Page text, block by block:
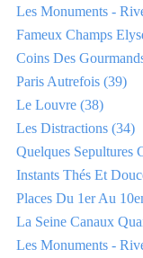
Les Monuments -
Fameux Champs
Coins Des
Paris Autrefois (39)
Le Louvre (38)
Les Distractions (34)
Quelques Sepultures
Instants Thés Et
Places Du 1er Au
La Seine Canaux
Les Monuments -